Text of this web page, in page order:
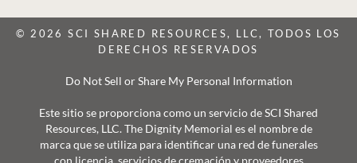
© 2026 SCI SHARED RESOURCES, LLC, TODOS LOS
DERECHOS RESERVADOS
Do Not Sell or Share My Personal Information
Este sitio se proporciona como un servicio de SCI Shared
Resources, LLC. The Dignity Memorial es el nombre de
marca que se utiliza para identificar una red de funerales
con licencia, servicios de cremación y proveedores